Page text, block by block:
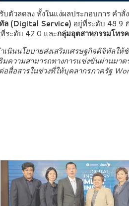
วลดลง ทั้งในแง่ผลประกอบการ คำสั่
ล (Digital Service) อยู่ที่ระดับ 48.9
ระดับ 42.0 และกลุ่มอุตสาหกรรมโท
นนโยบายส่งเสริมเศรษฐกิจดิจิทัลใ
ความสามารถทางการแข่งขันผ่านม
อสารในช่วงที่ให้บุคลากรภาครัฐ